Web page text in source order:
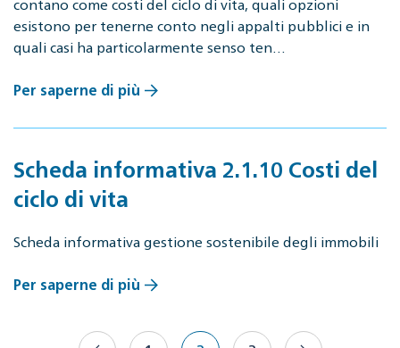
contano come costi del ciclo di vita, quali opzioni
esistono per tenerne conto negli appalti pubblici e in
quali casi ha particolarmente senso ten…
Per saperne di più
Scheda informativa 2.1.10 Costi del
ciclo di vita
Scheda informativa gestione sostenibile degli immobili
Per saperne di più